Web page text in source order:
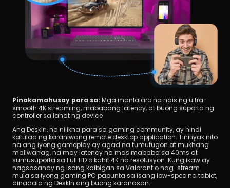
Pinakamahusay para sa: Mga manlalaro na nais ng ultra-
smooth 4K streaming, mababang latency, at buong suporta ng
controller sa lahat ng device
Ang DeskIn, na nilikha para sa gaming community, ay hindi
katulad ng karaniwang remote desktop application. Tinitiyak nito
na ang iyong gameplay ay agad na tumutugon at mukhang
maliwanag, na may latency na mas mababa sa 40ms at
sumusuporta sa Full HD o kahit 4K na resolusyon. Kung ikaw ay
nagsasanay ng isang kaibigan sa Valorant o nag-stream
mula sa iyong gaming PC papunta sa isang low-spec na tablet,
dinadala ng DeskIn ang buong karanasan.